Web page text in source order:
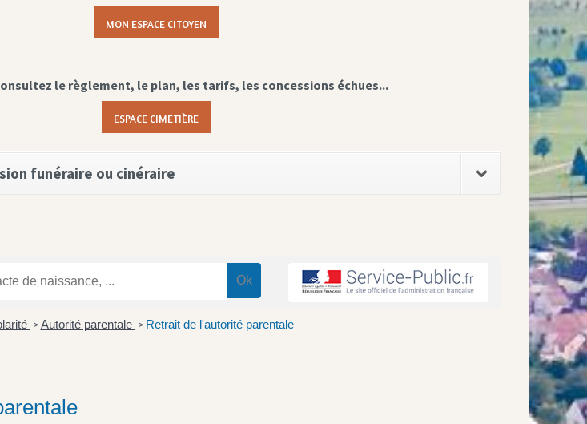
MON ESPACE CITOYEN
le règlement, le plan, les tarifs, les concessions échues...
ESPACE CIMETIÈRE
funéraire ou cinéraire
> Autorité parentale > Retrait de l'autorité parentale